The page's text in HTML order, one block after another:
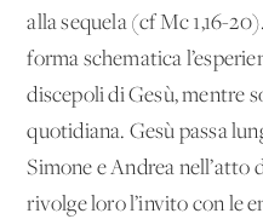
alla sequela (cf Mc 1,16-
forma schematica
discepoli di Gesù, mentre
quotidiana. Gesù passa
Simone e Andrea nell’atto
rivolge loro l’invito con le